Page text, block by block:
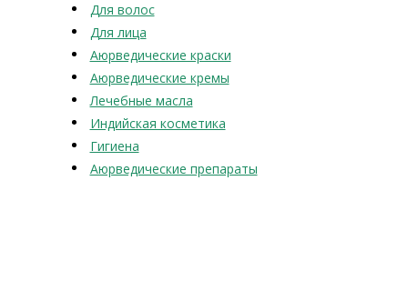
Для волос
Для лица
Аюрведические краски
Аюрведические кремы
Лечебные масла
Индийская косметика
Гигиена
Аюрведические препараты